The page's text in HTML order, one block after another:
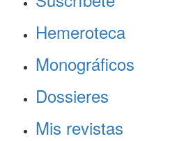
Hemeroteca
Monográficos
Dossieres
Mis revistas